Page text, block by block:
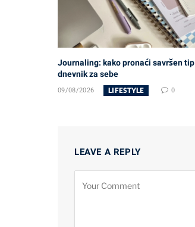
Journaling: kako pronaći savršen tip
dnevnik za sebe
09/08/2026 LIFESTYLE 0
LEAVE A REPLY